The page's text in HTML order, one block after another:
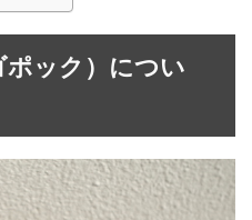
ック）につい